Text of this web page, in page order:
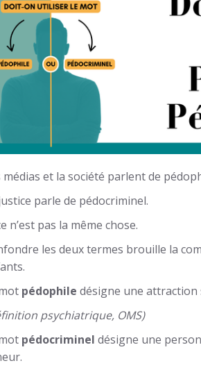
médias et la société parlent de
parle de pédocriminel.
n’est pas la même chose.
les deux termes brouille la
pédophile désigne une
psychiatrique, OMS)
pédocriminel désigne une